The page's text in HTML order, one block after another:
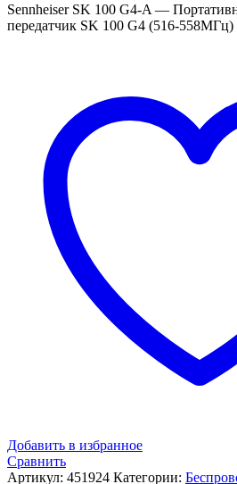
Sennheiser SK 100 G4-A —
передатчик SK 100 G4 (516-558МГц)
Добавить в избранное
Сравнить
Артикул: 451924 Категории: